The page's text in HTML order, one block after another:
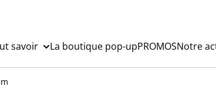
savoir La boutique pop-upPROMOSNotre